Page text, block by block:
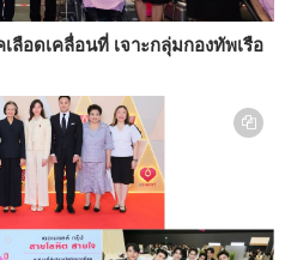
ลือดเคลื่อนที่ เจาะกลุ่มกองทัพเรือ